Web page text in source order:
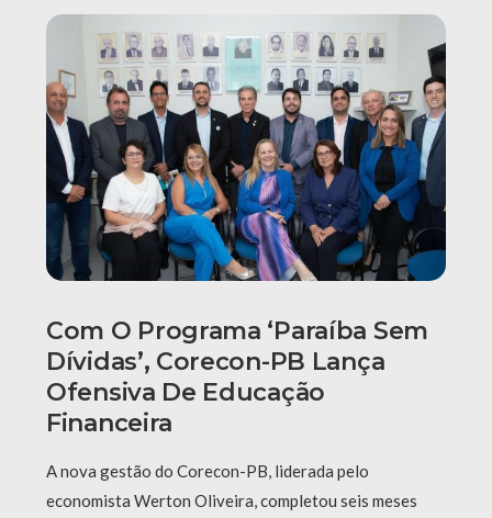
Com O Programa ‘Paraíba Sem
Dívidas’, Corecon-PB Lança
Ofensiva De Educação
Financeira
A nova gestão do Corecon-PB, liderada pelo
economista Werton Oliveira, completou seis meses